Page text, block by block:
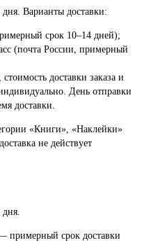
дня. Варианты доставки:
срок 10–14 дней);
(почта России, примерный
доставки заказа и
День отправки
доставки.
«Книги», «Наклейки»
не действует
примерный срок доставки